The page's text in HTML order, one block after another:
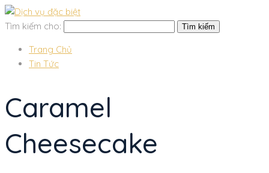
Tìm kiếm cho:
Trang Chủ
Tin Tức
Caramel
Cheesecake